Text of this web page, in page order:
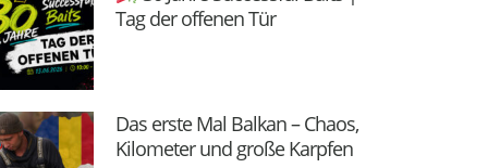
Tag der offenen Tür
Das erste Mal Balkan – Chaos,
Kilometer und große Karpfen